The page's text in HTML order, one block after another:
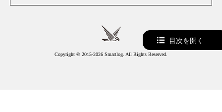
Copyright © 2015-2026 Smartlog. All Rights Reserved.
目次を開く